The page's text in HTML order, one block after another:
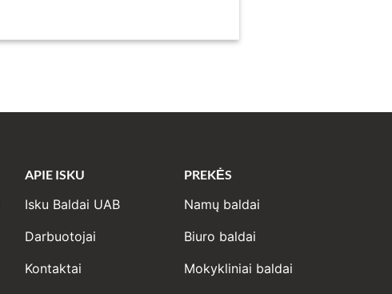
APIE ISKU
Isku Baldai UAB
Darbuotojai
Kontaktai
PREKĖS
Namų baldai
Biuro baldai
Mokykliniai baldai